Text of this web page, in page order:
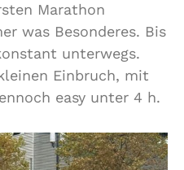
Marathon
was Besonderes. Bis
unterwegs.
Einbruch, mit
easy unter 4 h.